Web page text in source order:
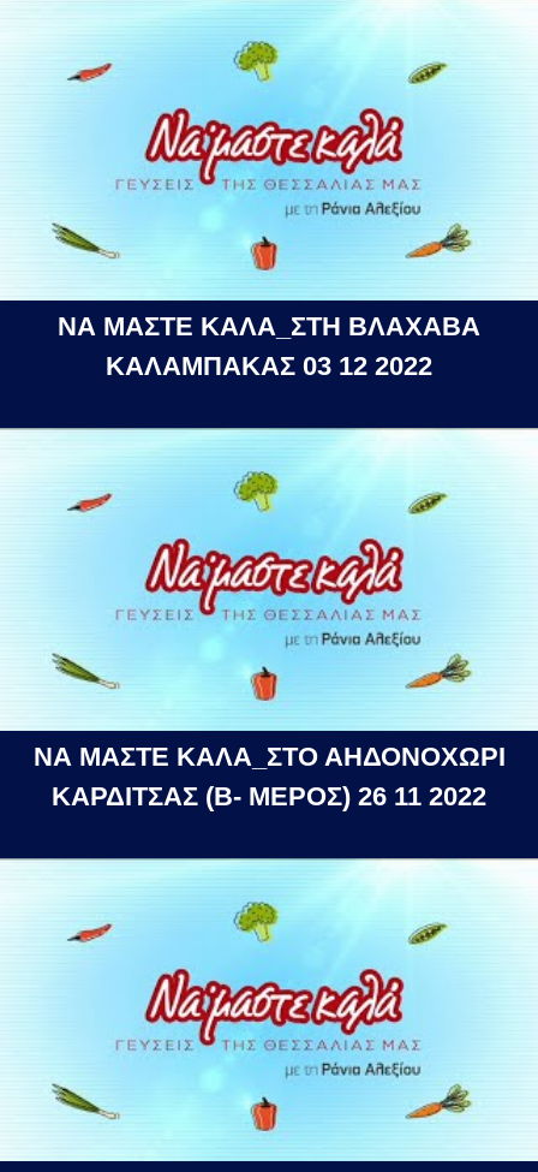
ΝΑ ΜΑΣΤΕ ΚΑΛΑ_ΣΤΗ ΒΛΑΧΑΒΑ
ΚΑΛΑΜΠΑΚΑΣ 03 12 2022
ΝΑ ΜΑΣΤΕ ΚΑΛΑ_ΣΤΟ ΑΗΔΟΝΟΧΩΡΙ
ΚΑΡΔΙΤΣΑΣ (Β- ΜΕΡΟΣ) 26 11 2022